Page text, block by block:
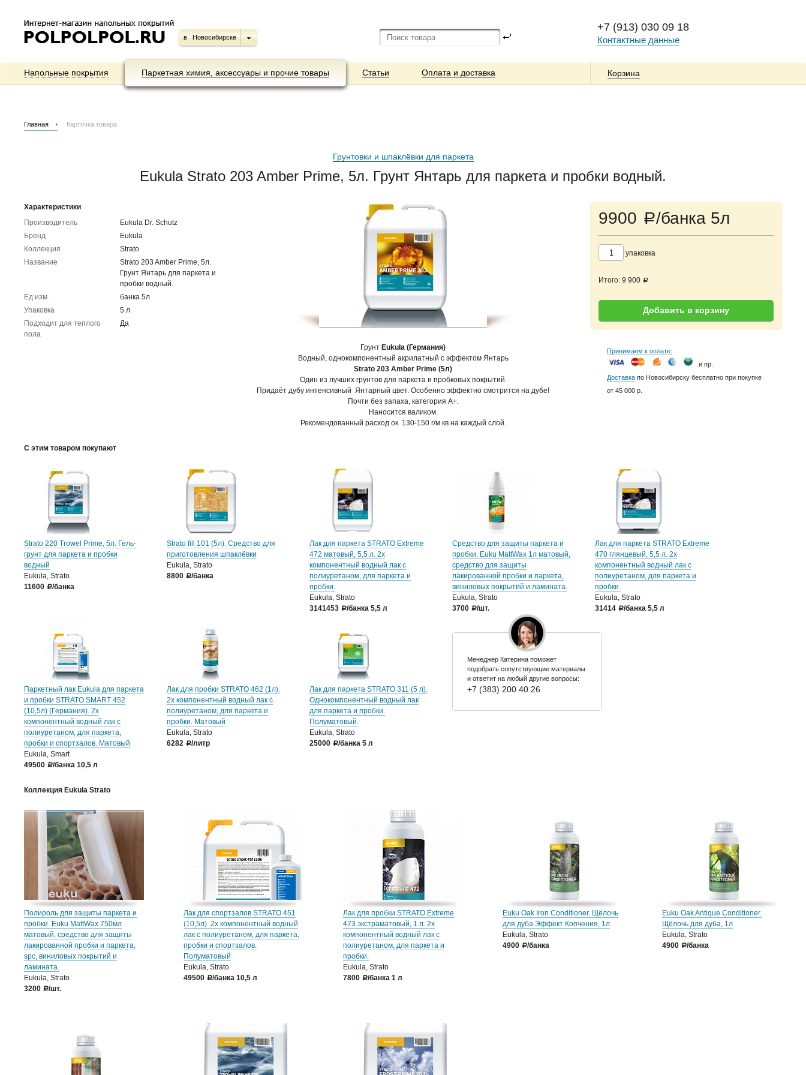
в Новосибирске
+7 (913) 030 09 18
Контактные данные
Напольные покрытия Паркетная химия, аксессуары и прочие товары Статьи Оплата и доставка Корзина
Главная Карточка товара
Грунтовки и шпаклёвки для паркета
Eukula Strato 203 Amber Prime, 5л. Грунт Янтарь для паркета и пробки водный.
Характеристики
Производитель
Eukula Dr. Schutz
Бренд
Eukula
Коллекция
Strato
Название
Strato 203 Amber Prime, 5л.
Грунт Янтарь для паркета и
пробки водный.
Ед.изм.
банка 5л
Упаковка
5 л
Подходит для теплого
пола
Да
9900 a/банка 5л
упаковка
Итого: 9 900 a
Добавить в корзину
Принимаем к оплате:
и пр.
Доставка по Новосибирску бесплатно при покупке
от 45 000 р.
Грунт Eukula (Германия)
Водный, однокомпонентный акрилатный с эффектом Янтарь
Strato 203 Amber Prime (5л)
Один из лучших грунтов для паркета и пробковых покрытий.
Придаёт дубу интенсивный Янтарный цвет. Особенно эффектно смотрится на дубе!
Почти без запаха, категория А+.
Наносится валиком.
Рекомендованный расход ок. 130-150 г/м кв на каждый слой.
С этим товаром покупают
Strato 220 Trowel Prime, 5л. Гель-
грунт для паркета и пробки
водный
Eukula, Strato
11600
a/банка
Strato fill 101 (5л). Средство для
приготовления шпаклёвки
Eukula, Strato
8800
a/банка
Лак для паркета STRATO Extreme
472 матовый, 5,5 л. 2х
компонентный водный лак с
полиуретаном, для паркета и
пробки.
Eukula, Strato
3141453
a/банка 5,5 л
Средство для защиты паркета и
пробки. Euku MattWax 1л матовый,
средство для защиты
лакированной пробки и паркета,
виниловых покрытий и ламината.
Eukula, Strato
3700
a/шт.
Лак для паркета STRATO Extreme
470 глянцевый, 5,5 л. 2х
компонентный водный лак с
полиуретаном, для паркета и
пробки.
Eukula, Strato
31414
a/банка 5,5 л
Паркетный лак Eukula для паркета
и пробки STRATO SMART 452
(10,5л) (Германия). 2х
компонентный водный лак с
полиуретаном, для паркета,
пробки и спортзалов. Матовый
Eukula, Smart
49500
a/банка 10,5 л
Лак для пробки STRATO 462 (1л).
2х компонентный водный лак с
полиуретаном, для паркета и
пробки. Матовый
Eukula, Strato
6282
a/литр
Лак для паркета STRATO 311 (5 л).
Однокомпонентный водный лак
для паркета и пробки.
Полуматовый.
Eukula, Strato
25000
a/банка 5 л
Менеджер Катерина поможет
подобрать сопутствующие материалы
и ответит на любый другие вопросы:
+7 (383) 200 40 26
Коллекция Eukula Strato
Полироль для защиты паркета и
пробки. Euku MattWax 750мл
матовый, средство для защиты
лакированной пробки и паркета,
spc, виниловых покрытий и
ламината.
Eukula, Strato
3200
a/шт.
Лак для спортзалов STRATO 451
(10,5л). 2х компонентный водный
лак с полиуретаном, для паркета,
пробки и спортзалов.
Полуматовый
Eukula, Strato
49500
a/банка 10,5 л
Лак для пробки STRATO Extreme
473 экстраматовый, 1 л. 2х
компонентный водный лак с
полиуретаном, для паркета и
пробки.
Eukula, Strato
7800
a/банка 1 л
Euku Oak Iron Conditioner. Щёлочь
для дуба Эффект Копчения, 1л
Eukula, Strato
4900
a/банка
Euku Oak Antique Conditioner.
Щёлочь для дуба, 1л
Eukula, Strato
4900
a/банка